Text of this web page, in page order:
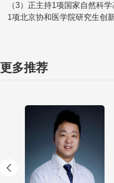
（3）正主持1项国家自然科
1项北京协和医学院研究生创新
更多推荐